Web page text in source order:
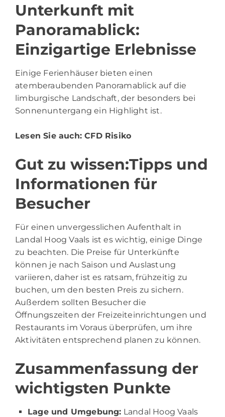
Unterkunft mit
Panoramablick:
Einzigartige Erlebnisse
Einige Ferienhäuser bieten einen
atemberaubenden Panoramablick auf die
limburgische Landschaft, der besonders bei
Sonnenuntergang ein Highlight ist.
Lesen Sie auch:CFD Risiko
Gut zu wissen:Tipps und
Informationen für
Besucher
Für einen unvergesslichen Aufenthalt in
Landal Hoog Vaals ist es wichtig, einige Dinge
zu beachten. Die Preise für Unterkünfte
können je nach Saison und Auslastung
variieren, daher ist es ratsam, frühzeitig zu
buchen, um den besten Preis zu sichern.
Außerdem sollten Besucher die
Öffnungszeiten der Freizeiteinrichtungen und
Restaurants im Voraus überprüfen, um ihre
Aktivitäten entsprechend planen zu können.
Zusammenfassung der
wichtigsten Punkte
Lage und Umgebung: Landal Hoog Vaals